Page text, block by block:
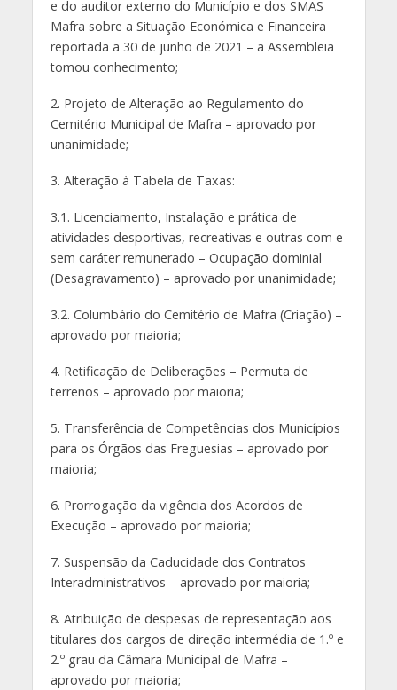
e do auditor externo do Município e dos SMAS
Mafra sobre a Situação Económica e Financeira
reportada a 30 de junho de 2021 – a Assembleia
tomou conhecimento;
2. Projeto de Alteração ao Regulamento do
Cemitério Municipal de Mafra – aprovado por
unanimidade;
3. Alteração à Tabela de Taxas:
3.1. Licenciamento, Instalação e prática de
atividades desportivas, recreativas e outras com e
sem caráter remunerado – Ocupação dominial
(Desagravamento) – aprovado por unanimidade;
3.2. Columbário do Cemitério de Mafra (Criação) –
aprovado por maioria;
4. Retificação de Deliberações – Permuta de
terrenos – aprovado por maioria;
5. Transferência de Competências dos Municípios
para os Órgãos das Freguesias – aprovado por
maioria;
6. Prorrogação da vigência dos Acordos de
Execução – aprovado por maioria;
7. Suspensão da Caducidade dos Contratos
Interadministrativos – aprovado por maioria;
8. Atribuição de despesas de representação aos
titulares dos cargos de direção intermédia de 1.º e
2.º grau da Câmara Municipal de Mafra –
aprovado por maioria;